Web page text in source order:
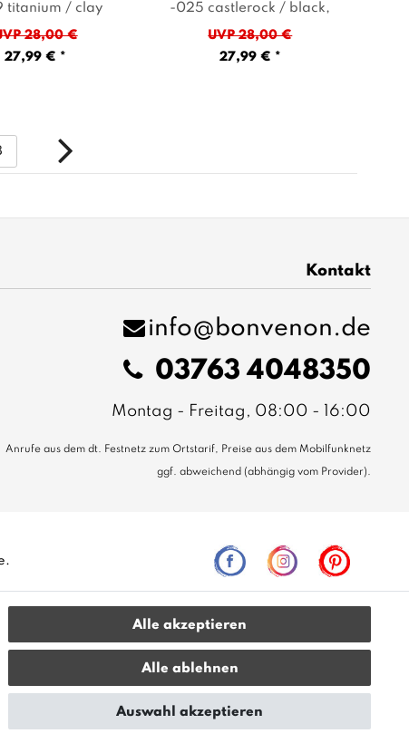
titanium / clay
Farbe: Grüngrau
28,00 €
27,99 € *
-025 castlerock / black,
Farbe: Grau
UVP 28,00 €
27,99 € *
Kontakt
info@bonvenon.de
03763 4048350
Montag - Freitag, 08:00 - 16:00
Anrufe aus dem dt. Festnetz zum Ortstarif, Preise aus dem Mobilfunknetz
ggf. abweichend (abhängig vom Provider).
Alle akzeptieren
Alle ablehnen
Auswahl akzeptieren
zur unverbindlichen Preisempfehlung seitens des